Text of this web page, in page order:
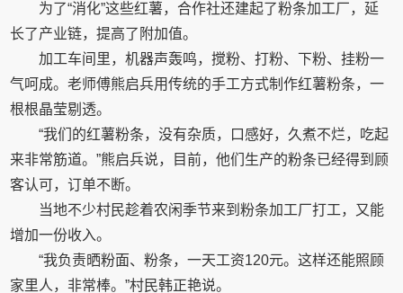
为了“消化”这些红薯，合作社还建起了粉条加工厂，延
长了产业链，提高了附加值。
加工车间里，机器声轰鸣，搅粉、打粉、下粉、挂粉一
气呵成。老师傅熊启兵用传统的手工方式制作红薯粉条，一
根根晶莹剔透。
“我们的红薯粉条，没有杂质，口感好，久煮不烂，吃起
来非常筋道。”熊启兵说，目前，他们生产的粉条已经得到顾
客认可，订单不断。
当地不少村民趁着农闲季节来到粉条加工厂打工，又能
增加一份收入。
“我负责晒粉面、粉条，一天工资120元。这样还能照顾
家里人，非常棒。”村民韩正艳说。